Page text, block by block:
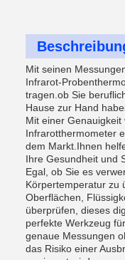
Mit seinen
Infrarot-
tragen.ob Sie
Hause zur Hand
Mit einer Genauigkeit
Infrarotthermometer
dem Markt.Ihnen
Ihre Gesundheit und
Egal, ob Sie es
Körpertemperatur zu
Oberflächen,
überprüfen, dieses
perfekte Werkzeug
genaue Messungen
das Risiko einer